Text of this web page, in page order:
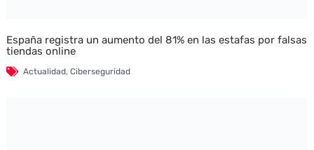
España registra un aumento del 81% en las estafas por falsas
tiendas online
Actualidad, Ciberseguridad